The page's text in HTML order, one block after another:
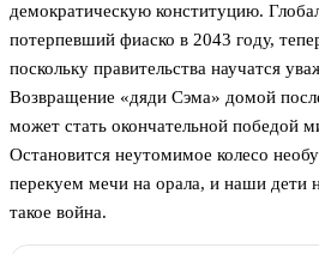
демократическую конституцию.
потерпевший фиаско в 2043 году,
поскольку правительства научатся
Возвращение «дяди Сэма» домой
может стать окончательной победой
Остановится неутомимое колесо
перекуем мечи на орала, и наши дети
такое война.